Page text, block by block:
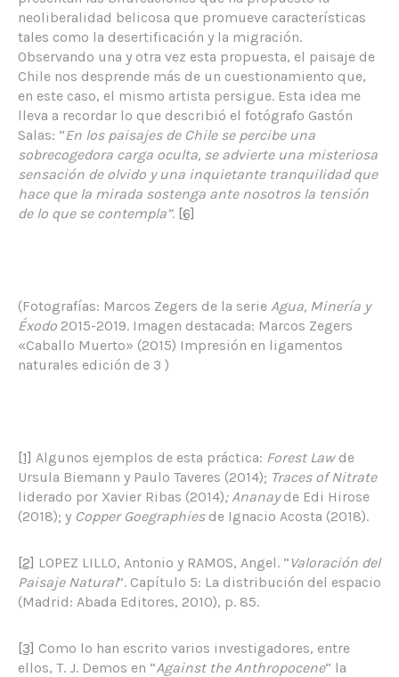
neoliberalidad belicosa que promueve características
tales como la desertificación y la migración.
Observando una y otra vez esta propuesta, el paisaje de
Chile nos desprende más de un cuestionamiento que,
en este caso, el mismo artista persigue. Esta idea me
lleva a recordar lo que describió el fotógrafo Gastón
Salas: “En los paisajes de Chile se percibe una
sobrecogedora carga oculta, se advierte una misteriosa
sensación de olvido y una inquietante tranquilidad que
hace que la mirada sostenga ante nosotros la tensión
de lo que se contempla”. [6]
(Fotografías: Marcos Zegers de la serie Agua, Minería y
Éxodo 2015-2019. Imagen destacada: Marcos Zegers
«Caballo Muerto» (2015) Impresión en ligamentos
naturales edición de 3 )
[1] Algunos ejemplos de esta práctica: Forest Lawde
Ursula Biemann y Paulo Taveres (2014); Traces of Nitrate
liderado por Xavier Ribas (2014); Ananayde Edi Hirose
(2018); y Copper Goegraphiesde Ignacio Acosta (2018).
[2] LOPEZ LILLO, Antonio y RAMOS, Angel. “ Valoración del
Paisaje Natural”. Capítulo 5: La distribución del espacio
(Madrid: Abada Editores, 2010), p. 85.
[3] Como lo han escrito varios investigadores, entre
ellos, T. J. Demos en “Against the Anthropocene“ la